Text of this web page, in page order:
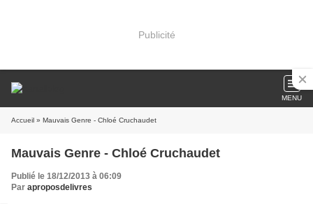
Publicité
MENU
Accueil » Mauvais Genre - Chloé Cruchaudet
Mauvais Genre - Chloé Cruchaudet
Publié le 18/12/2013 à 06:09
Par aproposdelivres